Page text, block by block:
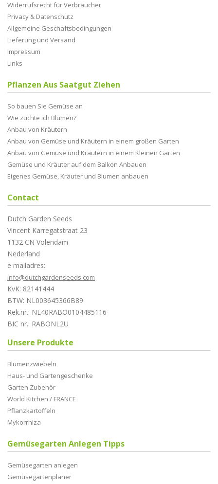
Widerrufsrecht für Verbraucher
Privacy & Datenschutz
Allgemeine Geschaftsbedingungen
Lieferung und Versand
Impressum
Links
Pflanzen Aus Saatgut Ziehen
So bauen Sie Gemüse an
Wie züchte ich Blumen?
Anbau von Kräutern
Anbau von Gemüse und Kräutern in einem großen Garten
Anbau von Gemüse und Kräutern in einem Kleinen Garten
Gemüse und Kräuter auf dem Balkon Anbauen
Eigenes Gemüse, Kräuter und Blumen anbauen
Contact
Dutch Garden Seeds
Vincent Karregatstraat 23
1132 CN Volendam
Nederland
e mailadres:
info@dutchgardenseeds.com
KvK: 82141444
BTW: NL003645366B89
Rek.nr.: NL40RABO0104485116
BIC nr.: RABONL2U
Unsere Produkte
Blumenzwiebeln
Haus- und Gartengeschenke
Garten Zubehör
World Kitchen / FRANCE
Pflanzkartoffeln
Mykorrhiza
Gemüsegarten Anlegen Tipps
Gemüsegarten anlegen
Gemüsegartenplaner